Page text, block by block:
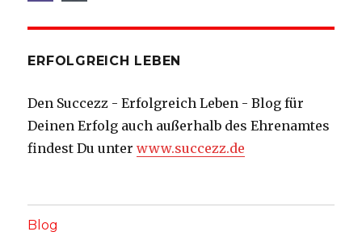
ERFOLGREICH LEBEN
Den Succezz - Erfolgreich Leben - Blog für
Deinen Erfolg auch außerhalb des Ehrenamtes
findest Du unterwww.succezz.de
Blog